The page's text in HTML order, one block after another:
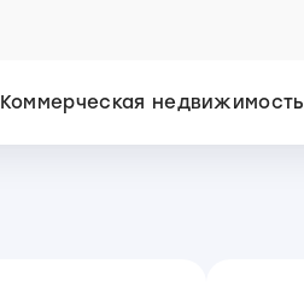
Коммерческая недвижимость